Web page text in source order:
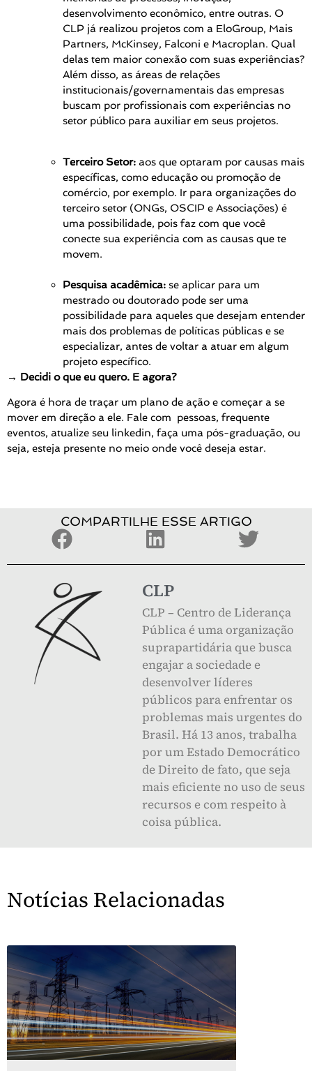
desenvolvimento econômico, entre outras. O
CLP já realizou projetos com a EloGroup, Mais
Partners, McKinsey, Falconi e Macroplan. Qual
delas tem maior conexão com suas experiências?
Além disso, as áreas de relações
institucionais/governamentais das empresas
buscam por profissionais com experiências no
setor público para auxiliar em seus projetos.
Terceiro Setor: aos que optaram por causas mais
específicas, como educação ou promoção de
comércio, por exemplo. Ir para organizações do
terceiro setor (ONGs, OSCIP e Associações) é
uma possibilidade, pois faz com que você
conecte sua experiência com as causas que te
movem.
Pesquisa acadêmica: se aplicar para um
mestrado ou doutorado pode ser uma
possibilidade para aqueles que desejam entender
mais dos problemas de políticas públicas e se
especializar, antes de voltar a atuar em algum
projeto específico.
→ Decidi o que eu quero. E agora?
Agora é hora de traçar um plano de ação e começar a se
mover em direção a ele. Fale com pessoas, frequente
eventos, atualize seu linkedin, faça uma pós-graduação, ou
seja, esteja presente no meio onde você deseja estar.
COMPARTILHE ESSE ARTIGO
CLP
CLP – Centro de Liderança
Pública é uma organização
suprapartidária que busca
engajar a sociedade e
desenvolver líderes
públicos para enfrentar os
problemas mais urgentes do
Brasil. Há 13 anos, trabalha
por um Estado Democrático
de Direito de fato, que seja
mais eficiente no uso de seus
recursos e com respeito à
coisa pública.
Notícias Relacionadas